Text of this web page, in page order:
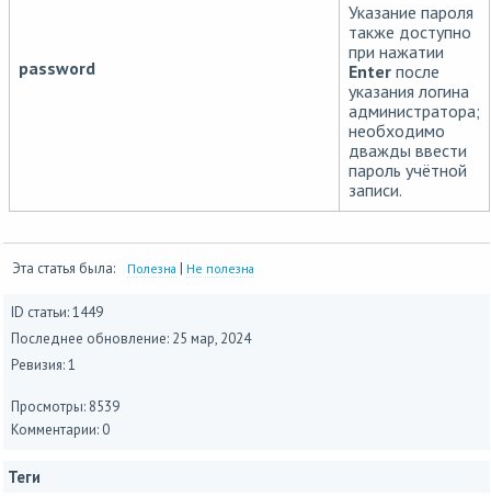
password
Указание пароля
также доступно
при нажатии
Enter после
указания логина
администратора;
необходимо
дважды ввести
пароль учётной
записи.
Эта статья была: Полезна | Не полезна
ID статьи: 1449
Последнее обновление: 25 мар, 2024
Ревизия: 1
Просмотры: 8539
Комментарии: 0
Теги